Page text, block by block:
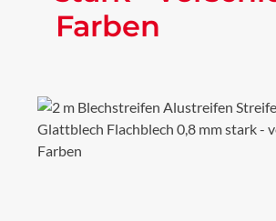
Farben
Bildergalerie überspringen